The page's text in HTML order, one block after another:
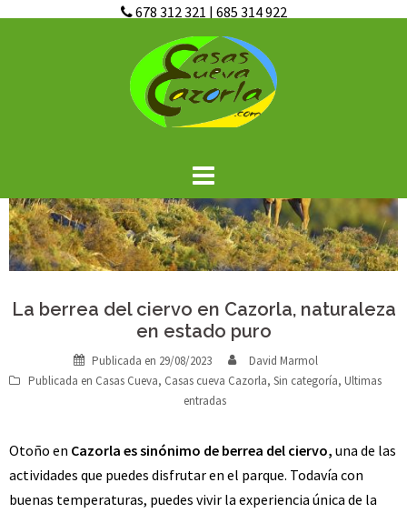
678 312 321 | 685 314 922
Saltar
al
contenido
La berrea del ciervo en Cazorla, naturaleza
en estado puro
Publicada en 29/08/2023
David Marmol
Publicada en Casas Cueva, Casas cueva Cazorla, Sin categoría, Ultimas
entradas
Otoño en Cazorla es sinónimo de berrea del ciervo, una de las
actividades que puedes disfrutar en el parque. Todavía con
buenas temperaturas, puedes vivir la experiencia única de la